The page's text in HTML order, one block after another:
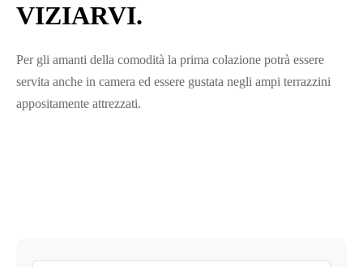
VIZIARVI.
Per gli amanti della comodità la prima colazione potrà essere
servita anche in camera ed essere gustata negli ampi terrazzini
appositamente attrezzati.